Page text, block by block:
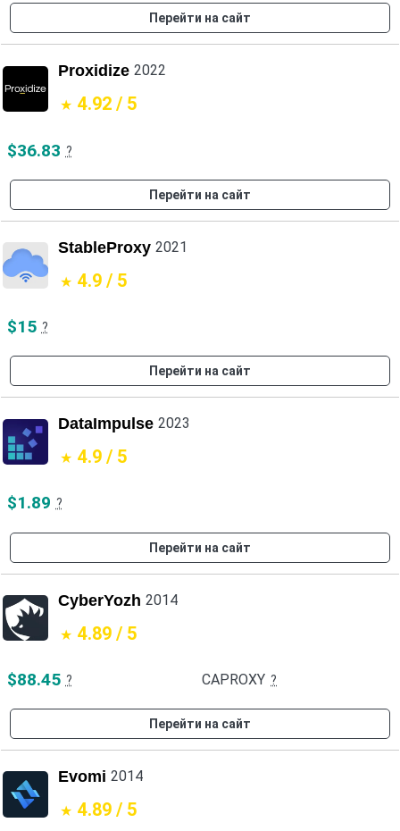
Перейти на сайт
Proxidize 2022
4.92 / 5
$36.83 ?
Перейти на сайт
StableProxy 2021
4.9 / 5
$15 ?
Перейти на сайт
DataImpulse 2023
4.9 / 5
$1.89 ?
Перейти на сайт
CyberYozh 2014
4.89 / 5
$88.45 ? CAPROXY ?
Перейти на сайт
Evomi 2014
4.89 / 5